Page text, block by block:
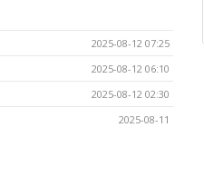
2025-08-12 07:25
2025-08-12 06:10
2025-08-12 02:30
2025-08-11